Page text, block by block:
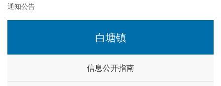
通知公告
白塘镇
信息公开指南